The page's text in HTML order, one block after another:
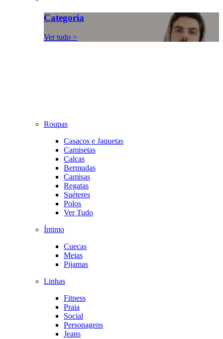
Categoria
Ver tudo >
Roupas
Casacos e Jaquetas
Camisetas
Calças
Bermudas
Camisas
Regatas
Suéteres
Polos
Ver Tudo
Íntimo
Cuecas
Meias
Pijamas
Linhas
Fitness
Praia
Social
Personagens
Jeans